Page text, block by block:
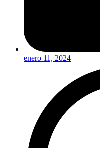
enero 11, 2024